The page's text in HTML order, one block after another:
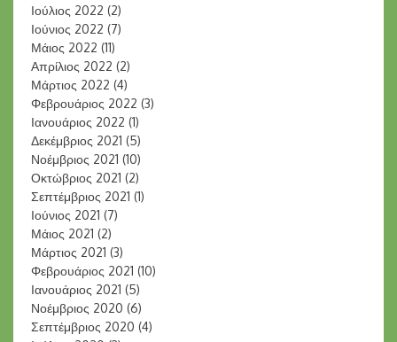
Ιούλιος 2022 (2)
Ιούνιος 2022 (7)
Μάιος 2022 (11)
Απρίλιος 2022 (2)
Μάρτιος 2022 (4)
Φεβρουάριος 2022 (3)
Ιανουάριος 2022 (1)
Δεκέμβριος 2021 (5)
Νοέμβριος 2021 (10)
Οκτώβριος 2021 (2)
Σεπτέμβριος 2021 (1)
Ιούνιος 2021 (7)
Μάιος 2021 (2)
Μάρτιος 2021 (3)
Φεβρουάριος 2021 (10)
Ιανουάριος 2021 (5)
Νοέμβριος 2020 (6)
Σεπτέμβριος 2020 (4)